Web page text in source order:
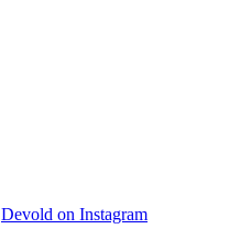
Devold on Instagram